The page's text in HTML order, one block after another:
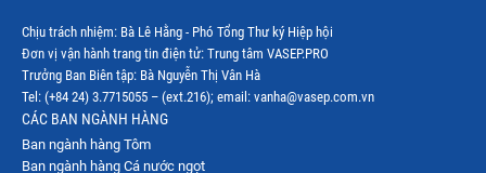
Chịu trách nhiệm: Bà Lê Hằng - Phó Tổng Thư ký Hiệp hội
Đơn vị vận hành trang tin điện tử: Trung tâm VASEP.PRO
Trưởng Ban Biên tập: Bà Nguyễn Thị Vân Hà
Tel: (+84 24) 3.7715055 – (ext.216); email: vanha@vasep.com.vn
CÁC BAN NGÀNH HÀNG
Ban ngành hàng Tôm
Ban ngành hàng Cá nước ngọt